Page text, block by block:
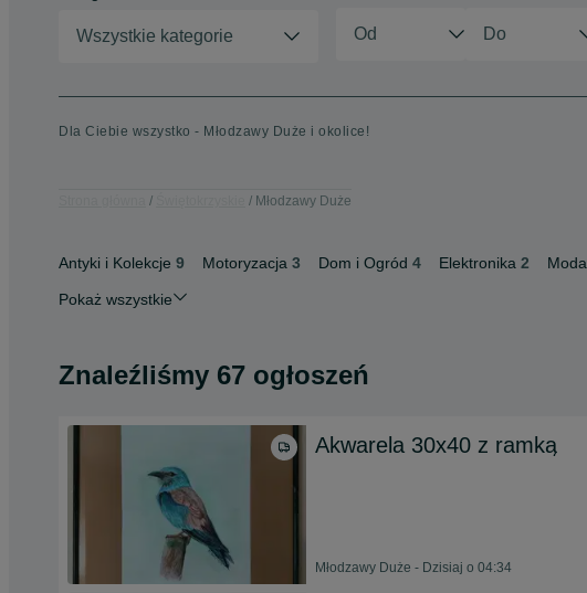
Wszystkie kategorie
Dla Ciebie wszystko - Młodzawy Duże i okolice!
Młodzawy Duże
Antyki i Kolekcje 9 Motoryzacja 3 Dom i Ogród 4 Elektronika 2 Moda
Pokaż wszystkie
Znaleźliśmy 67 ogłoszeń
Akwarela 30x40 z ramką
Młodzawy Duże - Dzisiaj o 04:34